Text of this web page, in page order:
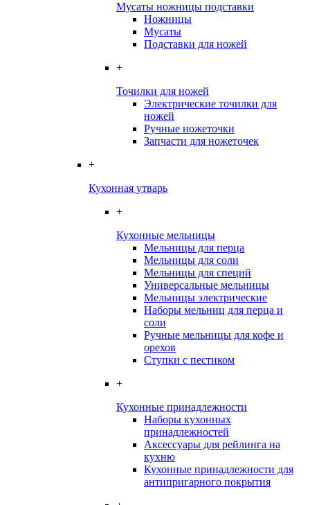
Мусаты ножницы подставки
Ножницы
Мусаты
Подставки для ножей
+
Точилки для ножей
Электрические точилки для
ножей
Ручные ножеточки
Запчасти для ножеточек
+
Кухонная утварь
+
Кухонные мельницы
Мельницы для перца
Мельницы для соли
Мельницы для специй
Универсальные мельницы
Мельницы электрические
Наборы мельниц для перца и
соли
Ручные мельницы для кофе и
орехов
Ступки с пестиком
+
Кухонные принадлежности
Наборы кухонных
принадлежностей
Аксессуары для рейлинга на
кухню
Кухонные принадлежности для
антипригарного покрытия